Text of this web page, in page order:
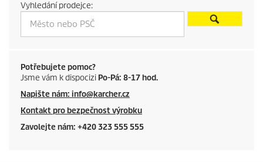
t
p
r
i
c
e
Vyhledání prodejce:
Potřebujete pomoc?
Jsme vám k dispocizi Po-Pá: 8-17 hod.
Napište nám: info@karcher.cz
Kontakt pro bezpečnost výrobku
Zavolejte nám: +420 323 555 555